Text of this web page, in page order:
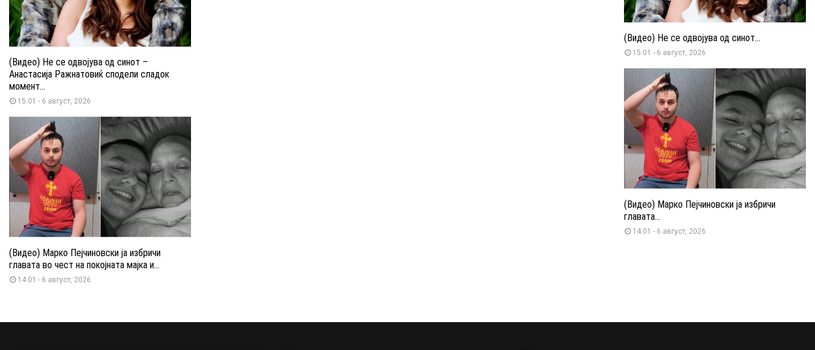
(Видео) Не се одвојува од синот –
Анастасија Ражнатовиќ сподели сладок
момент...
15:01 - 6 август, 2026
(Видео) Марко Пејчиновски ја избричи
главата во чест на покојната мајка и...
14:01 - 6 август, 2026
(Видео) Не се одвојува од синот...
15:01 - 6 август, 2026
(Видео) Марко Пејчиновски ја избричи
главата...
14:01 - 6 август, 2026